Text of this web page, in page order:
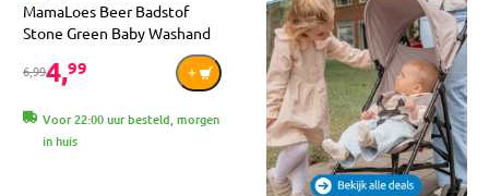
MamaLoes Beer Badstof
Stone Green Baby Washand
6,994,99
Voor 22:00 uur besteld, morgen
in huis